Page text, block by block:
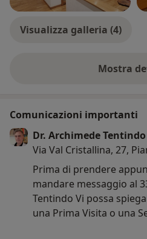
Visualizza galleria (4)
Mostra
Comunicazioni importanti
Dr. Archimede Tentindo
Via Val Cristallina, 27,
Prima di prendere
mandare messaggio al
Tentindo Vi possa
una Prima Visita o una